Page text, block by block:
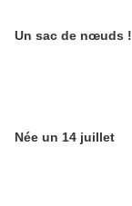
Un sac de nœuds !
Née un 14 juillet